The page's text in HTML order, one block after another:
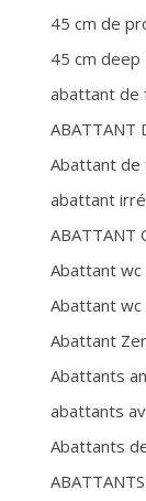
45 cm de
45 cm deep
abattant de
ABATTANT
Abattant de
abattant
ABATTANT
Abattant wc
Abattant wc
Abattant
Abattants
abattants
Abattants